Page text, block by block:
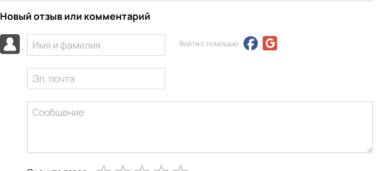
Новый отзыв или комментарий
Войти с помощью